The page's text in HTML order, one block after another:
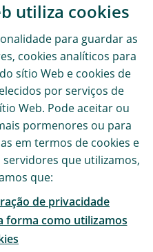
utiliza cookies
para guardar as
cookies analíticos para
sítio Web e cookies de
por serviços de
Web. Pode aceitar ou
pormenores ou para
em termos de cookies e
que utilizamos,
que:
de privacidade
forma como utilizamos